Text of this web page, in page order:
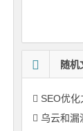
随机
SEO优
乌云和漏